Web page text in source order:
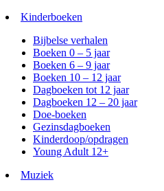
Kinderboeken
Bijbelse verhalen
Boeken 0 – 5 jaar
Boeken 6 – 9 jaar
Boeken 10 – 12 jaar
Dagboeken tot 12 jaar
Dagboeken 12 – 20 jaar
Doe-boeken
Gezinsdagboeken
Kinderdoop/opdragen
Young Adult 12+
Muziek